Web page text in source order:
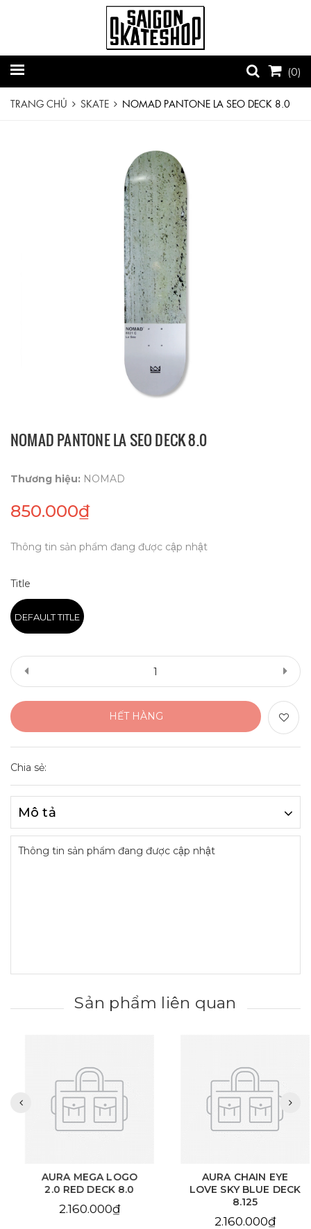
(0)
TRANG CHỦ SKATE NOMAD PANTONE LA SEO DECK 8.0
NOMAD PANTONE LA SEO DECK 8.0
Thương hiệu: NOMAD
850.000₫
Thông tin sản phẩm đang được cập nhật
Title
DEFAULT TITLE
HẾT HÀNG
Chia sẻ:
Mô tả
Thông tin sản phẩm đang được cập nhật
Sản phẩm liên quan
AURA MEGA LOGO
2.0 RED DECK 8.0
2.160.000₫
AURA CHAIN EYE
LOVE SKY BLUE DECK
8.125
2.160.000₫